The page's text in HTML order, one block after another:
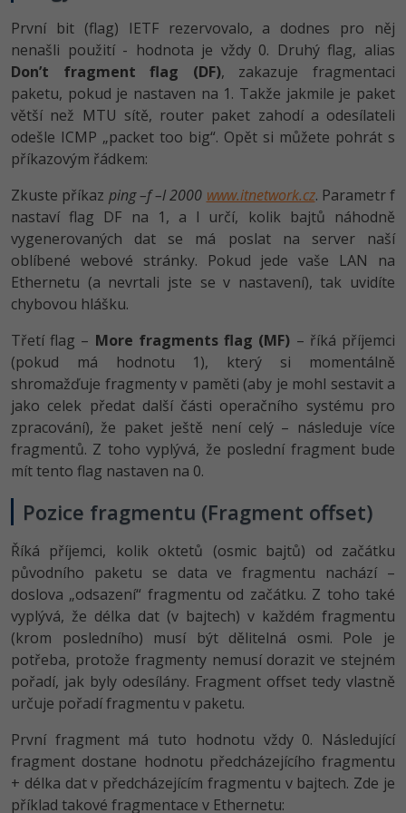
První bit (flag) IETF rezervovalo, a dodnes pro něj
nenašli použití - hodnota je vždy 0. Druhý flag, alias
Don’t fragment flag (DF), zakazuje fragmentaci
paketu, pokud je nastaven na 1. Takže jakmile je paket
větší než MTU sítě, router paket zahodí a odesílateli
odešle ICMP „packet too big“. Opět si můžete pohrát s
příkazovým řádkem:
Zkuste příkaz ping –f –l 2000 www.itnetwork.cz. Parametr f
nastaví flag DF na 1, a l určí, kolik bajtů náhodně
vygenerovaných dat se má poslat na server naší
oblíbené webové stránky. Pokud jede vaše LAN na
Ethernetu (a nevrtali jste se v nastavení), tak uvidíte
chybovou hlášku.
Třetí flag – More fragments flag (MF) – říká příjemci
(pokud má hodnotu 1), který si momentálně
shromažďuje fragmenty v paměti (aby je mohl sestavit a
jako celek předat další části operačního systému pro
zpracování), že paket ještě není celý – následuje více
fragmentů. Z toho vyplývá, že poslední fragment bude
mít tento flag nastaven na 0.
Pozice fragmentu (Fragment offset)
Říká příjemci, kolik oktetů (osmic bajtů) od začátku
původního paketu se data ve fragmentu nachází –
doslova „odsazení“ fragmentu od začátku. Z toho také
vyplývá, že délka dat (v bajtech) v každém fragmentu
(krom posledního) musí být dělitelná osmi. Pole je
potřeba, protože fragmenty nemusí dorazit ve stejném
pořadí, jak byly odesílány. Fragment offset tedy vlastně
určuje pořadí fragmentu v paketu.
První fragment má tuto hodnotu vždy 0. Následující
fragment dostane hodnotu předcházejícího fragmentu
+ délka dat v předcházejícím fragmentu v bajtech. Zde je
příklad takové fragmentace v Ethernetu: